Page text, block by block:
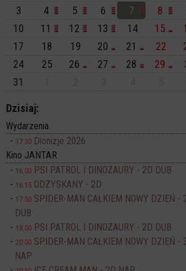
3
4 5 6 7 8
10
11 12 13 14 15
17
18 19 20 21 22
24
25 26 27 28 29
31
Dzisiaj:
Wydarzenia
17:30 Dionizje 2026
Kino JANTAR
16:00 PSI PATROL I DINOZAURY - 2D DUB
16:15 ODZYSKANY - 2D
17:50 SPIDER-MAN CAŁKIEM NOWY DZIEŃ -
DUB
18:00 PSI PATROL I DINOZAURY - 2D DUB
20:00 SPIDER-MAN CAŁKIEM NOWY DZIEŃ -
NAP